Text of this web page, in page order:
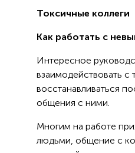
Токсичные коллеги
Как работать с
Интересное
взаимодействовать с
восстанавливаться
общения с ними.
Многим на работе
людьми, общение с